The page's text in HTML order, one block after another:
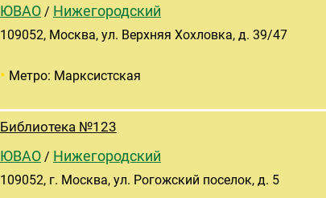
ЮВАО / Нижегородский
109052, Москва, ул. Верхняя Хохловка, д. 39/47
• Метро: Марксистская
Библиотека №123
ЮВАО / Нижегородский
109052, г. Москва, ул. Рогожский поселок, д. 5